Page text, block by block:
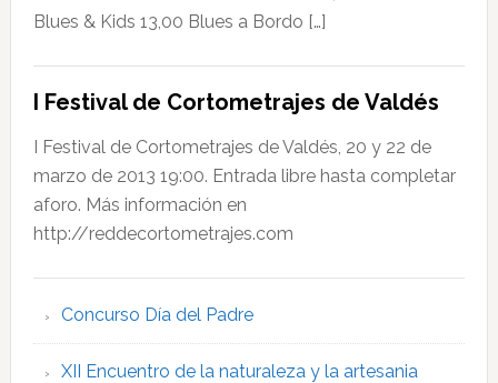
Blues & Kids 13,00 Blues a Bordo […]
I Festival de Cortometrajes de Valdés
I Festival de Cortometrajes de Valdés, 20 y 22 de
marzo de 2013 19:00. Entrada libre hasta completar
aforo. Más información en
http://reddecortometrajes.com
Concurso Día del Padre
XII Encuentro de la naturaleza y la artesania